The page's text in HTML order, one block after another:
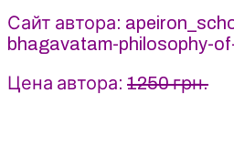
Apeiron
Сайт автора:
bhagavatam-philosophy-
Цена автора: 1250 грн.